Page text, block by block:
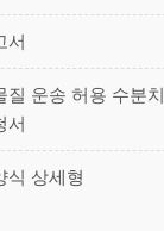
서
질 운송 허용 수분치
서
식 상세형